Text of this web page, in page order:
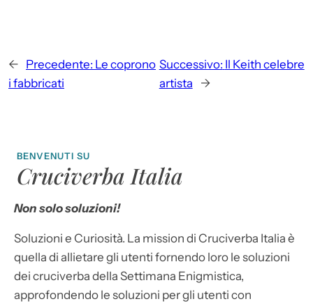
← Precedente: Le coprono
i fabbricati
Successivo: Il Keith celebre
artista
→
BENVENUTI SU
Cruciverba Italia
Non solo soluzioni!
Soluzioni e Curiosità. La mission di Cruciverba Italia è
quella di allietare gli utenti fornendo loro le soluzioni
dei cruciverba della Settimana Enigmistica,
approfondendo le soluzioni per gli utenti con